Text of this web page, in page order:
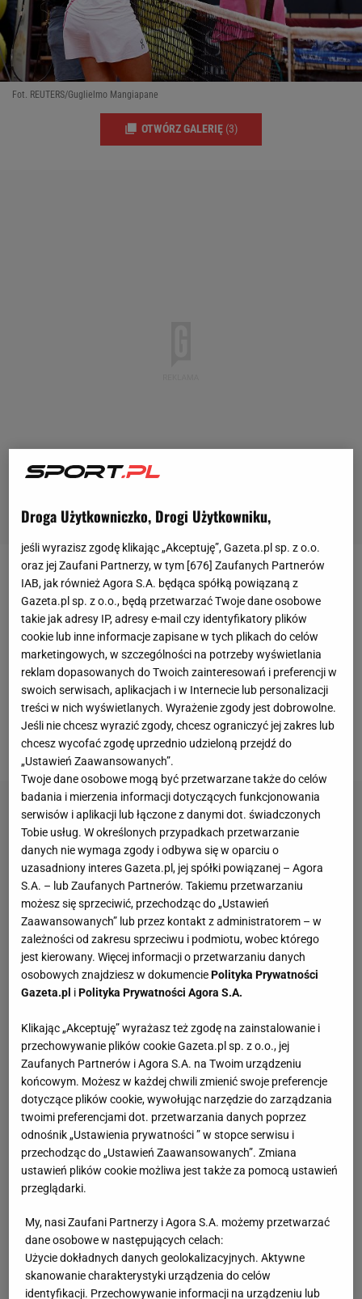
Fot. REUTERS/Guglielmo Mangiapane
OTWÓRZ GALERIĘ (3)
Iga Świątek po zakończeniu igrzysk olimpijskich w
Paryżu nie miała zbyt dużo czasu na odpoczynek. Po
niespełna dwóch tygodniach wróciła na kort i w
pierwszej rundzie WTA 1000 w Cincinnati pokonała
po wymagającym boju Wawrę Graczewą 6:0, 6:7 (8),
6:2. Następnie gładko rozprawiła się zMartą
Kostiuk, natomiast w sobotę rozegrała jeden z
najtrudniejszych meczów w tym sezonie.
Droga Użytkowniczko, Drogi Użytkowniku,
jeśli wyrazisz zgodę klikając „Akceptuję”, Gazeta.pl sp. z o.o.
oraz jej Zaufani Partnerzy, w tym [676] Zaufanych Partnerów
IAB, jak również Agora S.A. będąca spółką powiązaną z
Gazeta.pl sp. z o.o., będą przetwarzać Twoje dane osobowe
takie jak adresy IP, adresy e-mail czy identyfikatory plików
cookie lub inne informacje zapisane w tych plikach do celów
marketingowych, w szczególności na potrzeby wyświetlania
reklam dopasowanych do Twoich zainteresowań i preferencji w
swoich serwisach, aplikacjach i w Internecie lub personalizacji
treści w nich wyświetlanych. Wyrażenie zgody jest dobrowolne.
Jeśli nie chcesz wyrazić zgody, chcesz ograniczyć jej zakres lub
chcesz wycofać zgodę uprzednio udzieloną przejdź do
„Ustawień Zaawansowanych”.
Twoje dane osobowe mogą być przetwarzane także do celów
badania i mierzenia informacji dotyczących funkcjonowania
serwisów i aplikacji lub łączone z danymi dot. świadczonych
Tobie usług. W określonych przypadkach przetwarzanie
danych nie wymaga zgody i odbywa się w oparciu o
uzasadniony interes Gazeta.pl, jej spółki powiązanej – Agora
S.A. – lub Zaufanych Partnerów. Takiemu przetwarzaniu
możesz się sprzeciwić, przechodząc do „Ustawień
Zaawansowanych” lub przez kontakt z administratorem – w
zależności od zakresu sprzeciwu i podmiotu, wobec którego
jest kierowany. Więcej informacji o przetwarzaniu danych
osobowych znajdziesz w dokumenciePolityka Prywatności
Gazeta.pl iPolityka Prywatności Agora S.A.
Klikając „Akceptuję” wyrażasz też zgodę na zainstalowanie i
przechowywanie plików cookie Gazeta.pl sp. z o.o., jej
Zaufanych Partnerów i Agora S.A. na Twoim urządzeniu
końcowym. Możesz w każdej chwili zmienić swoje preferencje
dotyczące plików cookie, wywołując narzędzie do zarządzania
twoimi preferencjami dot. przetwarzania danych poprzez
odnośnik „Ustawienia prywatności ” w stopce serwisu i
przechodząc do „Ustawień Zaawansowanych”. Zmiana
ustawień plików cookie możliwa jest także za pomocą ustawień
przeglądarki.
My, nasi Zaufani Partnerzy i Agora S.A. możemy przetwarzać
dane osobowe w następujących celach:
Użycie dokładnych danych geolokalizacyjnych. Aktywne
skanowanie charakterystyki urządzenia do celów
identyfikacji. Przechowywanie informacji na urządzeniu lub